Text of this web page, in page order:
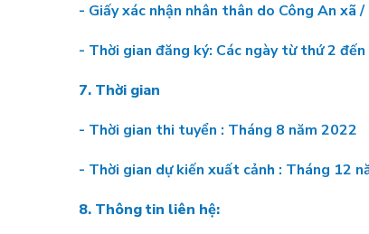
- Giấy xác nhận nhân thân do Công An xã
- Thời gian đăng ký: Các ngày từ thứ 2
7. Thời gian
- Thời gian thi tuyển : Tháng 8 năm 2022
- Thời gian dự kiến xuất cảnh : Tháng 12
8. Thông tin liên hệ: